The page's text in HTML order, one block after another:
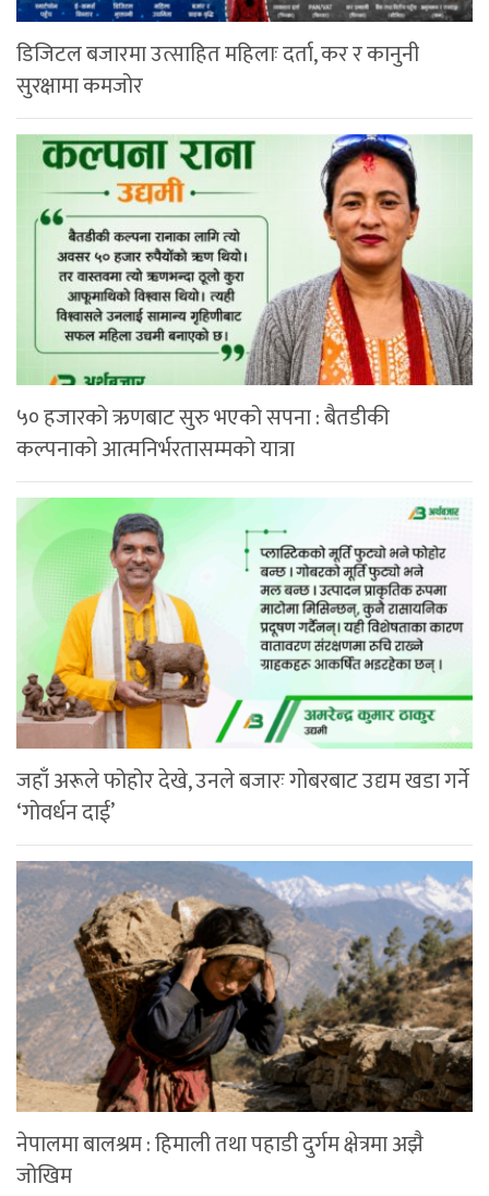
डिजिटल बजारमा उत्साहित महिलाः दर्ता, कर र कानुनी
सुरक्षामा कमजोर
५० हजारको ऋणबाट सुरु भएको सपना : बैतडीकी
कल्पनाको आत्मनिर्भरतासम्मको यात्रा
जहाँ अरूले फोहोर देखे, उनले बजारः गोबरबाट उद्यम खडा गर्ने
‘गोवर्धन दाई’
नेपालमा बालश्रम : हिमाली तथा पहाडी दुर्गम क्षेत्रमा अझै
जोखिम